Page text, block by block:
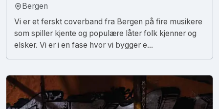
Bergen
Vi er et ferskt coverband fra Bergen på fire musikere
som spiller kjente og populære låter folk kjenner og
elsker. Vi er i en fase hvor vi bygger e...